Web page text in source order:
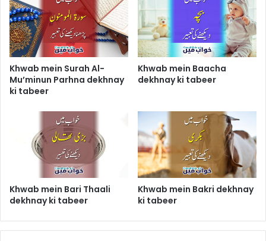
Khwab mein Surah Al-
Mu’minun Parhna dekhnay
ki tabeer
Khwab mein Baacha
dekhnay ki tabeer
Khwab mein Bari Thaali
dekhnay ki tabeer
Khwab mein Bakri dekhnay
ki tabeer